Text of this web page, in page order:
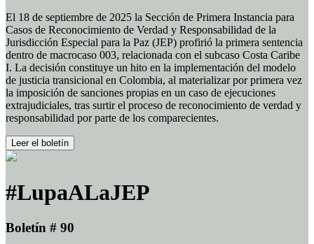
El 18 de septiembre de 2025 la Sección de Primera Instancia para
Casos de Reconocimiento de Verdad y Responsabilidad de la
Jurisdicción Especial para la Paz (JEP) profirió la primera sentencia
dentro de macrocaso 003, relacionada con el subcaso Costa Caribe
I. La decisión constituye un hito en la implementación del modelo
de justicia transicional en Colombia, al materializar por primera vez
la imposición de sanciones propias en un caso de ejecuciones
extrajudiciales, tras surtir el proceso de reconocimiento de verdad y
responsabilidad por parte de los comparecientes.
Leer el boletín
#LupaALaJEP
Boletín # 90